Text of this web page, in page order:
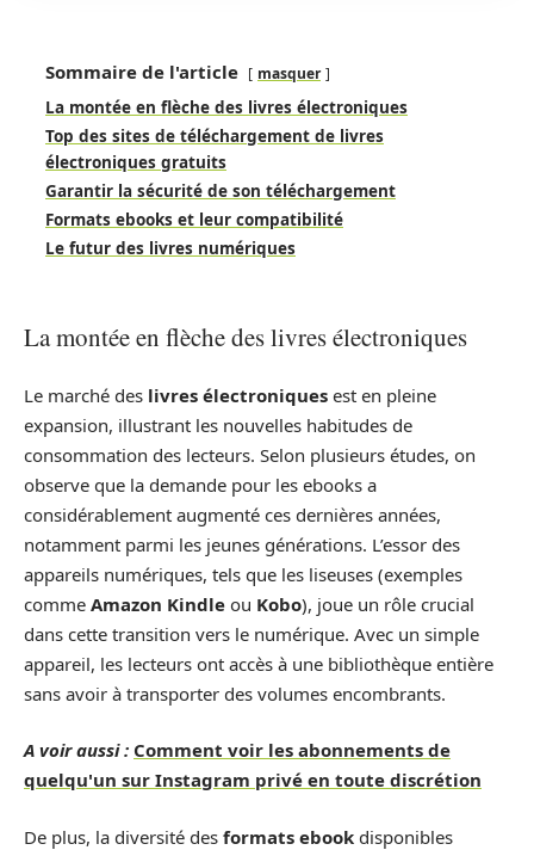
Sommaire de l'article masquer
La montée en flèche des livres électroniques
Top des sites de téléchargement de livres
électroniques gratuits
Garantir la sécurité de son téléchargement
Formats ebooks et leur compatibilité
Le futur des livres numériques
La montée en flèche des livres électroniques
Le marché des livres électroniques est en pleine
expansion, illustrant les nouvelles habitudes de
consommation des lecteurs. Selon plusieurs études, on
observe que la demande pour les ebooks a
considérablement augmenté ces dernières années,
notamment parmi les jeunes générations. L’essor des
appareils numériques, tels que les liseuses (exemples
comme Amazon Kindle ou Kobo), joue un rôle crucial
dans cette transition vers le numérique. Avec un simple
appareil, les lecteurs ont accès à une bibliothèque entière
sans avoir à transporter des volumes encombrants.
A voir aussi : Comment voir les abonnements de
quelqu'un sur Instagram privé en toute discrétion
De plus, la diversité des formats ebook disponibles